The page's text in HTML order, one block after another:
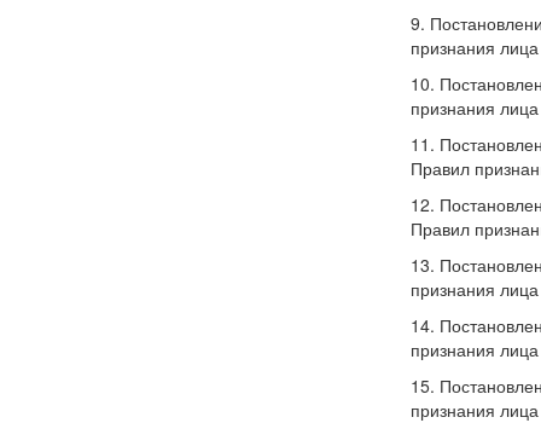
9.
признания
10.
признания
11.
Правил
12.
Правил
13.
признания
14.
признания
15.
признания